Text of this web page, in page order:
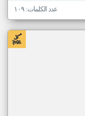
عدد الكلمات: ١٠٩